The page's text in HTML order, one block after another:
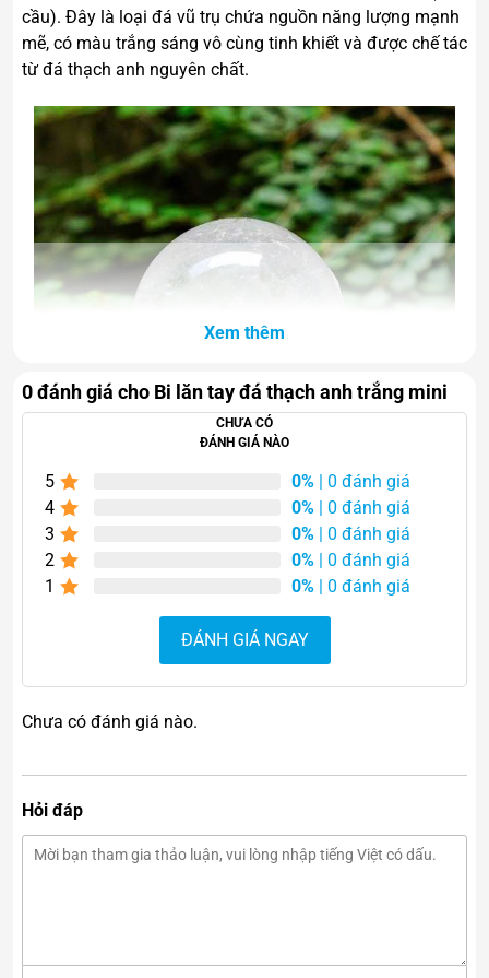
cầu). Đây là loại đá vũ trụ chứa nguồn năng lượng mạnh
mẽ, có màu trắng sáng vô cùng tinh khiết và được chế tác
từ đá thạch anh nguyên chất.
Bi cầu thạch anh trắng
Kích thước bi cầu có nhiều kích cỡ to và nhỏ khác nhau,
nguồn dương khí dồi dào...nên thường được dùng làm
decor trang trí, quà tặng phong thủy để gửi tặng tân gia,
khai trương, sinh nhật...
Ý nghĩa bi cầu thạch anh
trắng về mặt phong thủy
Bi cầu thạch anh trắng vừa là vật phẩm trưng bày trang
trí, vừa mang ý nghĩa phong thủy sâu sắc. Bởi loại đá
Xem thêm
0 đánh giá cho Bi lăn tay đá thạch anh trắng mini
CHƯA CÓ
ĐÁNH GIÁ NÀO
5 0% | 0 đánh giá
4
0% | 0 đánh giá
3
0% | 0 đánh giá
2
0% | 0 đánh giá
1
0% | 0 đánh giá
ĐÁNH GIÁ NGAY
Chưa có đánh giá nào.
Hỏi đáp